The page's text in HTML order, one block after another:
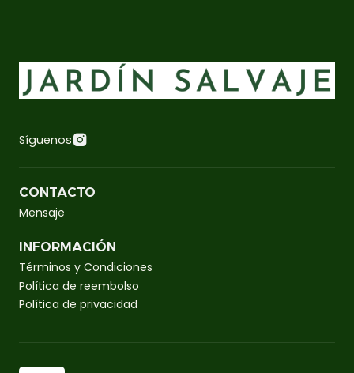
Síguenos
CONTACTO
Mensaje
INFORMACIÓN
Términos y Condiciones
Política de reembolso
Política de privacidad